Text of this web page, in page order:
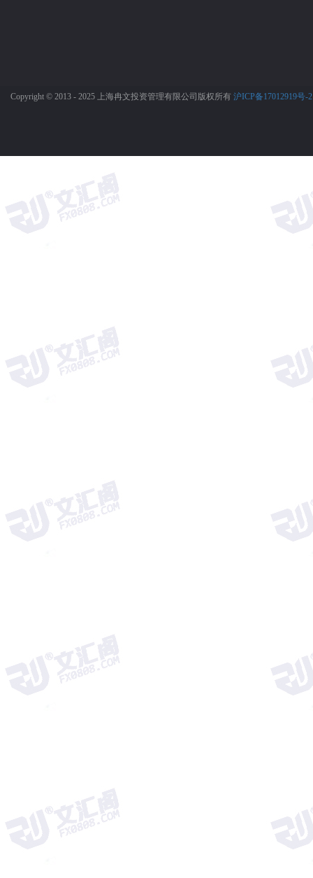
Copyright © 2013 - 2025 上海冉文投资管理有限公司版权所有 沪ICP备17012919号-2